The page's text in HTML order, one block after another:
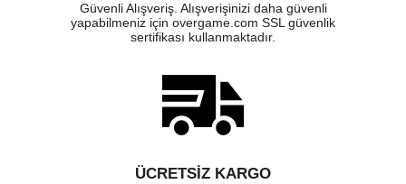
Güvenli Alışveriş. Alışverişinizi daha güvenli
yapabilmeniz için overgame.com SSL güvenlik
sertifikası kullanmaktadır.
ÜCRETSIZ KARGO